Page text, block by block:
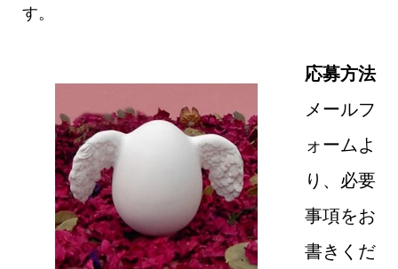
す。
応募方法
メールフ
ォームよ
り、必要
事項をお
書きくだ